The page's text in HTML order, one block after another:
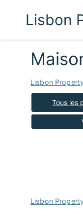
Lisbon
Lisbon
Tous les
Lisbon